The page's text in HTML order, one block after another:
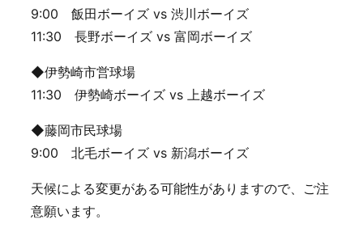
9:00 飯田ボーイズ vs 渋川ボーイズ
11:30 長野ボーイズ vs 富岡ボーイズ
◆伊勢崎市営球場
11:30 伊勢崎ボーイズ vs 上越ボーイズ
◆藤岡市民球場
9:00 北毛ボーイズ vs 新潟ボーイズ
天候による変更がある可能性がありますので、ご注
意願います。